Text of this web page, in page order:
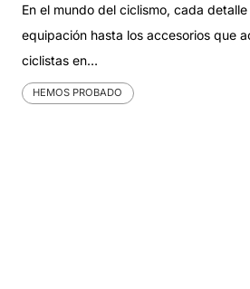
En el mundo del ciclismo, cada
equipación hasta los accesorios que
ciclistas en…
HEMOS PROBADO